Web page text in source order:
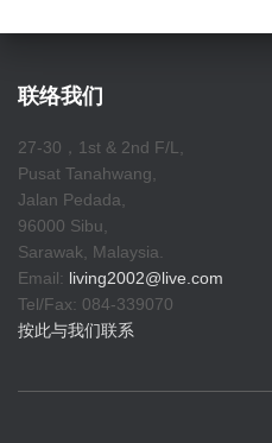
联络我们
27-30，1st & 2nd F/L,
Pusat Tanahwang,
Jalan Pedada,
96000 Sibu,
Sarawak, Malaysia.
Email: living2002@live.com
Tel/Fax: 084-339070
按此与我们联系